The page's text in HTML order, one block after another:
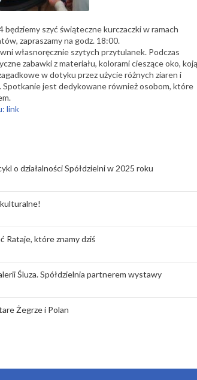
będziemy szyć świąteczne kurczaczki w ramach
zapraszamy na godz. 18:00.
własnoręcznie szytych przytulanek. Podczas
zabawki z materiału, kolorami cieszące oko,
w dotyku przez użycie różnych ziaren i
Spotkanie jest dedykowane również osobom, które
link
o działalności Spółdzielni w 2025 roku
Rataje, które znamy dziś
Śluza. Spółdzielnia partnerem wystawy
Żegrze i Polan